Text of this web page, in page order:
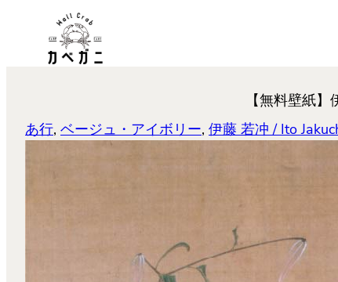
【無料壁紙
あ行, ベージュ・アイボリー, 伊藤 若冲 / Ito